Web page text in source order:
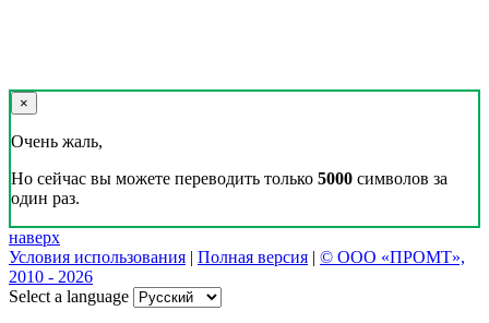
×
Очень жаль,
Но сейчас вы можете переводить только 5000 символов за
один раз.
наверх
Условия использования | Полная версия | © ООО «ПРОМТ»,
2010 - 2026
Select a language